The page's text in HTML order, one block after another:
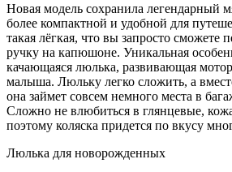
Новая модель сохранила легендарный
более компактной и удобной для
такая лёгкая, что вы запросто сможете
ручку на капюшоне. Уникальная
качающаяся люлька, развивающая
малыша. Люльку легко сложить, а
она займет совсем немного места в
Сложно не влюбиться в глянцевые,
поэтому коляска придется по вкусу
Люлька для новорожденных